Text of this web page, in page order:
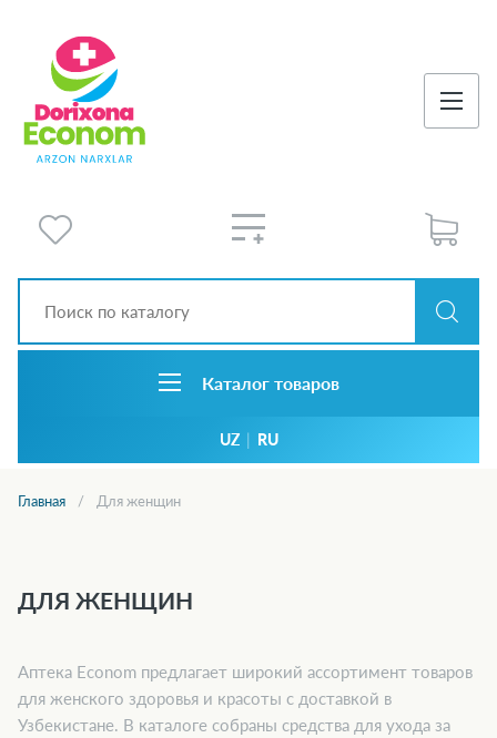
Каталог товаров
UZ | RU
Главная Для женщин
ДЛЯ ЖЕНЩИН
Аптека Econom предлагает широкий ассортимент товаров
для женского здоровья и красоты с доставкой в
Узбекистане. В каталоге собраны средства для ухода за